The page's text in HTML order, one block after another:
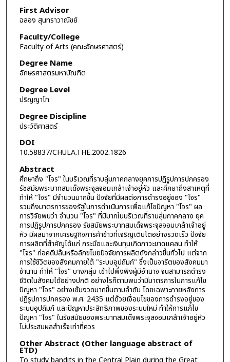
First Advisor
ฉลอง สุนทราวาณิชย์
Faculty/College
Faculty of Arts (คณะอักษรศาสตร์)
Degree Name
อักษรศาสตรมหาบัณฑิต
Degree Level
ปริญญาโท
Degree Discipline
ประวัติศาสตร์
DOI
10.58837/CHULA.THE.2002.1826
Abstract
ศึกษาถึง "โจร" ในบริเวณที่ราบลุ่มภาคกลางยุคการปฏิรูปการปกครอง
รัชสมัยพระบาทสมเด็จพระจุลจอมเกล้าเจ้าอยู่หัว และศึกษาถึงสาเหตุที่
ทำให้ "โจร" มีจำนวนมากขึ้น ปัจจัยที่มีผลต่อการดำรงอยู่ของ "โจร"
รวมถึงมาตรการของรัฐในการดำเนินการเพื่อแก้ไขปัญหา "โจร" ผล
การวิจัยพบว่า จำนวน "โจร" ที่มีมากในบริเวณที่ราบลุ่มภาคกลาง ยุค
การปฏิรูปการปกครอง รัชสมัยพระบาทสมเด็จพระจุลจอมเกล้าเจ้าอยู่
หัว มีผลมาจากเศรษฐกิจการค้าข้าวที่เจริญเติบโตอย่างรวดเร็ว ปัจจัย
การผลิตที่สำคัญได้แก่ กระบือและเงินทุนเกิดภาวะขาดแคลน ทำให้
"โจร" ก่อคดีปล้นหรือลักขโมยปัจจัยการผลิตดังกล่าวขึ้นทั่วไป แต่จาก
การใช้ชีวิตของสังคมภายใต้ "ระบบอุปถัมภ์" ซึ่งเป็นจารีตของสังคมมา
ช้านาน ทำให้ "โจร" บางกลุ่ม เข้าไปพึ่งพิงผู้มีอำนาจ จนสามารถดำรง
ชีวิตในสังคมได้อย่างปกติ อย่างไรก็ตามพบว่ามีมาตรการในการแก้ไข
ปัญหา "โจร" อย่างเข้มงวดมากขึ้นตามลำดับ โดยเฉพาะภายหลังการ
ปฏิรูปการปกครอง พ.ศ. 2435 แต่ด้วยเงื่อนไขของการดำรงอยู่ของ
ระบบอุปถัมภ์ และปัญหาประสิทธิภาพของระบบใหม่ ทำให้การแก้ไข
ปัญหา "โจร" ในรัชสมัยของพระบาทสมเด็จพระจุลจอมเกล้าเจ้าอยู่หัว
ไม่ประสบผลสำเร็จเท่าที่ควร
Other Abstract (Other language abstract of
ETD)